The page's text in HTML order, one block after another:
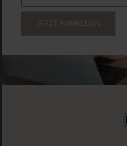
JETZT ANMELDEN